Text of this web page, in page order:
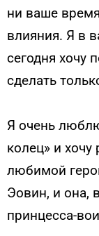
ни ваше
влияния. Я в
сегодня хочу
сделать
Я очень
колец» и хочу
любимой
Эовин, и она,
принцесса-